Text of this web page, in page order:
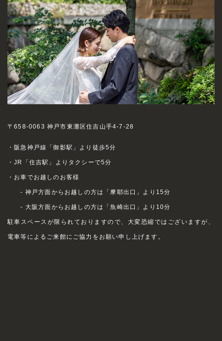
〒658-0063 神戸市東灘区住吉山手4-7-28
・阪急神戸線「御影駅」より徒歩5分
・JR「住吉駅」よりタクシーで5分
・お車でお越しのお客様
- 神戸方面からお越しの方は「摩耶出口」より15分
- 大阪方面からお越しの方は「魚崎出口」より10分
駐車スペースが限られておりますので、大変恐縮ではございますが、
電車等によるご来館にご協力をお願い申し上げます。